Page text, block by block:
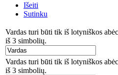
Išeiti
Sutinku
Vardas turi būti tik iš lotyniškos
iš 3 simbolių.
Vardas turi būti tik iš lotyniškos
iš 3 simbolių.